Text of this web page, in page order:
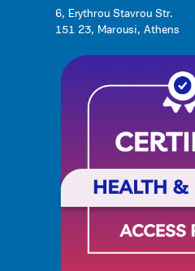
6, Erythrou Stavrou Str.
151 23, Marousi, Athens